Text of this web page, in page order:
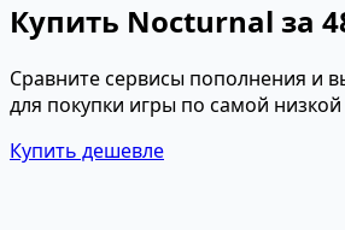
Купить Nocturnal за
Сравните сервисы пополнения и
для покупки игры по самой
Купить дешевле